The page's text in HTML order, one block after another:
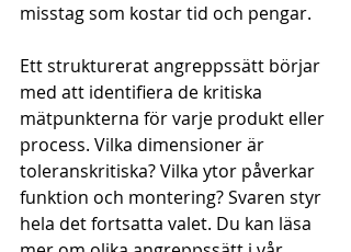
misstag som kostar tid och pengar.
Ett strukturerat angreppssätt börjar
med att identifiera de kritiska
mätpunkterna för varje produkt eller
process. Vilka dimensioner är
toleranskritiska? Vilka ytor påverkar
funktion och montering? Svaren styr
hela det fortsatta valet. Du kan läsa